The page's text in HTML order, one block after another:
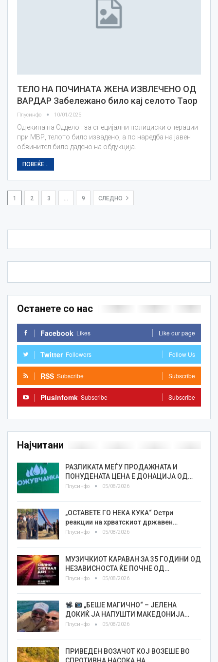
ТЕЛО НА ПОЧИНАТА ЖЕНА ИЗВЛЕЧЕНО ОД
ВАРДАР Забележано било кај селото Таор
Плусинфо 10/01/2025
Од екипа на Одделот за специјални полициски операции
при МВР, телото било извадено, а по наредба на јавен
обвинител било дадено на обдукција.
ПОВЕЌЕ...
1 2 3 9 СЛЕДНО
Останете со нас
Facebook Likes Like our page
Twitter Followers Follow Us
RSS Subscribe Subscribe
Plusinfomk Subscribe Subscribe
Најчитани
РАЗЛИКАТА МЕЃУ ПРОДАЖНАТА И
ПОНУДЕНАТА ЦЕНА Е ДОНАЦИЈА ОД…
Плусинфо 05/08/2026
„ОСТАВЕТЕ ГО НЕКА КУКА“ Остри
реакции на хрватскиот државен…
Плусинфо 05/08/2026
МУЗИЧКИОТ КАРАВАН ЗА 35 ГОДИНИ ОД
НЕЗАВИСНОСТА ЌЕ ПОЧНЕ ОД…
Плусинфо 05/08/2026
„БЕШЕ МАГИЧНО“ – ЈЕЛЕНА
ДОКИЌ ЈА НАПУШТИ МАКЕДОНИЈА…
Плусинфо 05/08/2026
ПРИВЕДЕН ВОЗАЧОТ КОЈ ВОЗЕШЕ ВО